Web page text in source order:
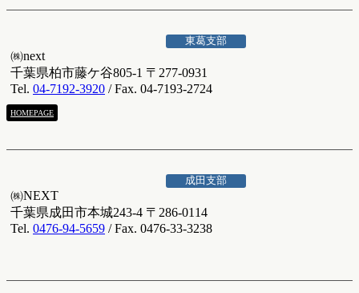
東葛支部
㈱next
千葉県柏市藤ケ谷805-1 〒277-0931
Tel. 04-7192-3920 / Fax. 04-7193-2724
HOMEPAGE
成田支部
㈱NEXT
千葉県成田市本城243-4 〒286-0114
Tel. 0476-94-5659 / Fax. 0476-33-3238